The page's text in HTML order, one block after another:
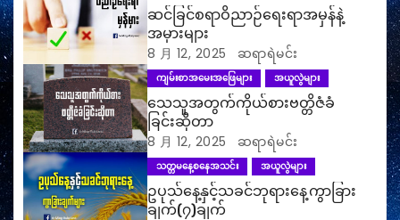
ဆင်ခြင်စရာဝိညာဉ်ရေးရာအမှန်နဲ့
အမှားများ
8 月 12, 2025 ဆရာရဲမင်း
ကျမ်းစာအမေးအဖြေများ အယူလွဲများ
သေသူအတွက်ကိုယ်စားဗတ္တိဇံခံ
ခြင်းဆိုတာ
8 月 12, 2025 ဆရာရဲမင်း
သတ္တမနေ့စနေအသင်း အယူလွဲများ
ဥပုသ်နေ့နှင့်သခင်ဘုရားနေ့ကွာခြား
ချက်(၇)ချက်